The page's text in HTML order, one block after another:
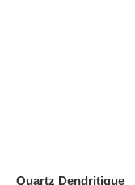
Quartz Dendritique